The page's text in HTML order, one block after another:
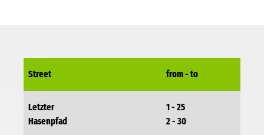
Street from - to
Letzter
Hasenpfad
1 - 25
2 - 30